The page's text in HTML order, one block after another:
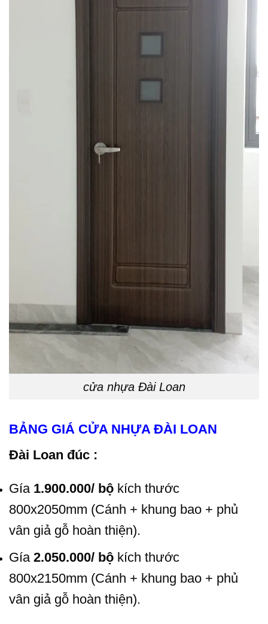
cửa nhựa Đài Loan
BẢNG GIÁ CỬA NHỰA ĐÀI LOAN
Đài Loan đúc :
Gía 1.900.000/ bộ kích thước
800x2050mm (Cánh + khung bao + phủ
vân giả gỗ hoàn thiện).
Gía 2.050.000/ bộ kích thước
800x2150mm (Cánh + khung bao + phủ
vân giả gỗ hoàn thiện).